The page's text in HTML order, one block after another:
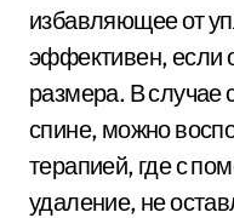
избавляющее от
эффективен, если
размера. В случае
спине, можно
терапией, где с
удаление, не